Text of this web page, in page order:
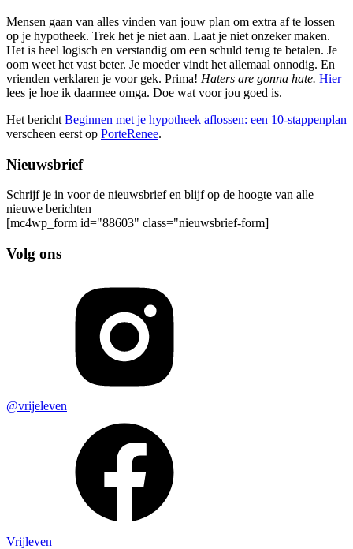
Mensen gaan van alles vinden van jouw plan om extra af te lossen
op je hypotheek. Trek het je niet aan. Laat je niet onzeker maken.
Het is heel logisch en verstandig om een schuld terug te betalen. Je
oom weet het vast beter. Je moeder vindt het allemaal onnodig. En
vrienden verklaren je voor gek. Prima! Haters are gonna hate. Hier
lees je hoe ik daarmee omga. Doe wat voor jou goed is.
Het bericht Beginnen met je hypotheek aflossen: een 10-stappenplan
verscheen eerst op PorteRenee.
Nieuwsbrief
Schrijf je in voor de nieuwsbrief en blijf op de hoogte van alle
nieuwe berichten
[mc4wp_form id="88603" class="nieuwsbrief-form]
Volg ons
@vrijeleven
Vrijleven